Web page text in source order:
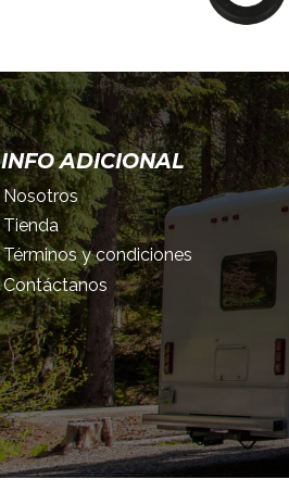
INFO ADICIONAL
Nosotros
Tienda
Términos y condiciones
Contáctanos